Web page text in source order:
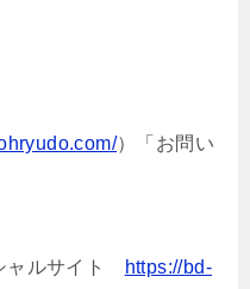
）「お問い
ャルサイト
https://bd-